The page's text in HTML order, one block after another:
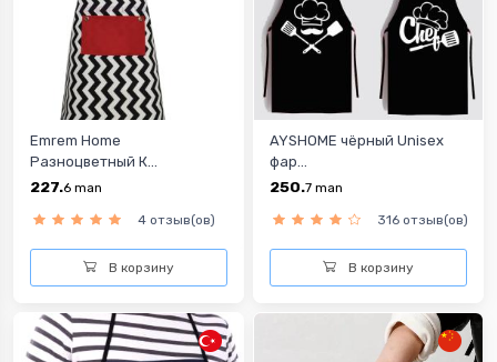
Emrem Home
Разноцветный К...
227.6 man
4 отзыв(ов)
В корзину
AYSHOME чёрный Unisex
фар...
250.7 man
316 отзыв(ов)
В корзину